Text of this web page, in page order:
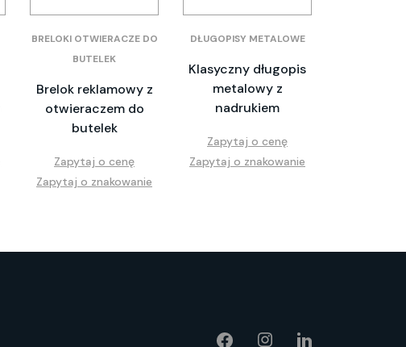
BRELOKI OTWIERACZE DO
BUTELEK
Brelok reklamowy z
otwieraczem do
butelek
Zapytaj o cenę
Zapytaj o znakowanie
DŁUGOPISY METALOWE
Klasyczny długopis
metalowy z
nadrukiem
Zapytaj o cenę
Zapytaj o znakowanie